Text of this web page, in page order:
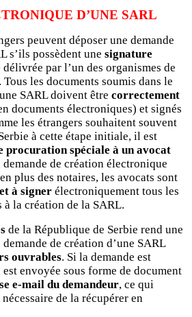
D’UNE SARL
peuvent déposer une demande
s’ils possèdent une signature
délivrée par l’un des organismes de
les documents soumis dans le
SARL doivent être correctement
documents électroniques) et signés
les étrangers souhaitent souvent
à cette étape initiale, il est
procuration spéciale à un avocat
de création électronique
plus des notaires, les avocats sont
à signer électroniquement tous les
à la création de la SARL.
de la République de Serbie rend une
de création d’une SARL
ouvrables. Si la demande est
envoyée sous forme de document
e-mail du demandeur, ce qui
de la récupérer en